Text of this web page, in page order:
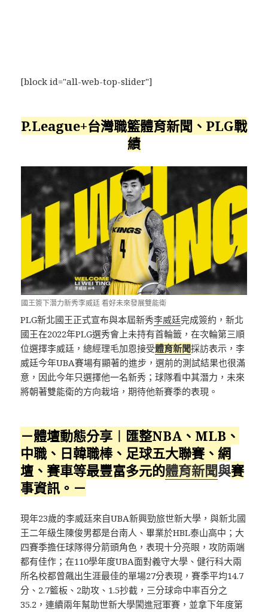
[block id="all-web-top-slider"]
P.League+台灣職籃體育新聞、PLG戰
績
國王簽下潛力新秀李威廷 看好未來發展雙能衛
PLG新北國王正式宣布與本屆新秀李威廷完成簽約，新北
國王在2022年PLG選秀會上未持有首輪籤，在次輪第三順
位選擇李威廷，總經理毛加恩接受體育新聞採訪表示，李
威廷今年UBA賽場有顯著的進步，選前的測試結果也很滿
意，因此今年只選擇他一名新秀；球隊看中其潛力，未來
將朝著雙能衛的方向栽培，期待他新賽季的表現。
－體壇動態分享︱匯整NBA、MLB、
中職、日韓職棒、足球五大聯賽、網
壇、賽車等最豐富多元的體育新聞與賽
事資訊。－
現年23歲的李威廷來自UBA新興勁旅世新大學，與新北國
王二年級生陳俊男都是台南人、畢業於HBL泰山高中；大
四賽季擔任球隊得分箭頭角色，表現十分亮眼，攻防兩端
都有佳作；在110學年度UBA面對義守大學、健行科大兩
所名校都曾飆出生涯最佳的單場27分表現，賽季平均14.7
分、2.7籃板、2助攻、1.5抄截，三分球命中率百分之
35.2，連續兩年幫助世新大學闖進冠軍賽，並拿下年度第